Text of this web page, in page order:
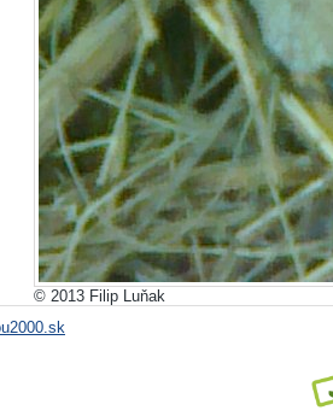
© 2013 Filip Luňak